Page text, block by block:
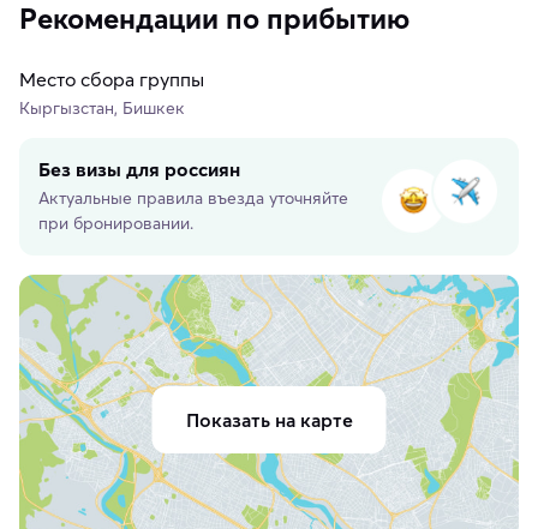
Рекомендации по прибытию
Место сбора группы
Кыргызстан, Бишкек
Без визы для россиян
Актуальные правила въезда уточняйте
при бронировании.
Показать на карте